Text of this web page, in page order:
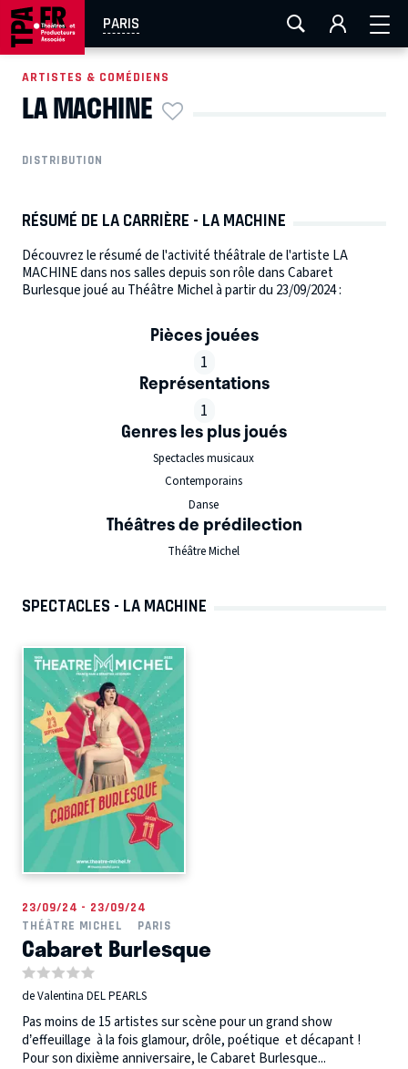
PARIS
AIX-MARSEILLE LA ROCHELLE
EN TOURNÉE
ARTISTES & COMÉDIENS
LA MACHINE
DISTRIBUTION
RÉSUMÉ DE LA CARRIÈRE - LA MACHINE
Découvrez le résumé de l'activité théâtrale de l'artiste LA
MACHINE dans nos salles depuis son rôle dans Cabaret
Burlesque joué au Théâtre Michel à partir du 23/09/2024 :
Pièces jouées
1
Représentations
1
Genres les plus joués
Spectacles musicaux
Contemporains
Danse
Théâtres de prédilection
Théâtre Michel
SPECTACLES - LA MACHINE
23/09/24 - 23/09/24
THÉÂTRE MICHEL
PARIS
Cabaret Burlesque
de Valentina DEL PEARLS
Pas moins de 15 artistes sur scène pour un grand show
d’effeuillage à la fois glamour, drôle, poétique et décapant !
Pour son dixième anniversaire, le Cabaret Burlesque...